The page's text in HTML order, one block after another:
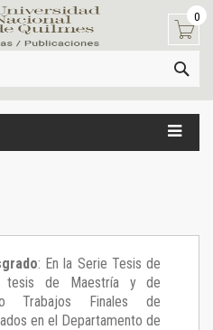
0
: En la Serie Tesis de
tesis de Maestría y de
Trabajos Finales de
en el Departamento de